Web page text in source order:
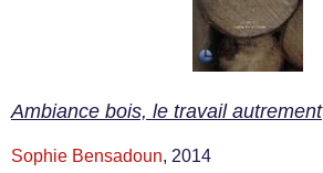
Ambiance bois, le travail autrement
Sophie Bensadoun, 2014